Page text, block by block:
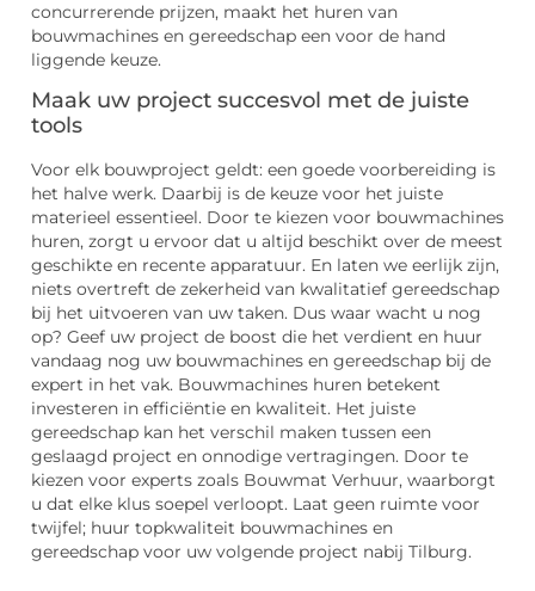
concurrerende prijzen, maakt het huren van
bouwmachines en gereedschap een voor de hand
liggende keuze.
Maak uw project succesvol met de juiste
tools
Voor elk bouwproject geldt: een goede voorbereiding is
het halve werk. Daarbij is de keuze voor het juiste
materieel essentieel. Door te kiezen voor bouwmachines
huren, zorgt u ervoor dat u altijd beschikt over de meest
geschikte en recente apparatuur. En laten we eerlijk zijn,
niets overtreft de zekerheid van kwalitatief gereedschap
bij het uitvoeren van uw taken. Dus waar wacht u nog
op? Geef uw project de boost die het verdient en huur
vandaag nog uw bouwmachines en gereedschap bij de
expert in het vak. Bouwmachines huren betekent
investeren in efficiëntie en kwaliteit. Het juiste
gereedschap kan het verschil maken tussen een
geslaagd project en onnodige vertragingen. Door te
kiezen voor experts zoals Bouwmat Verhuur, waarborgt
u dat elke klus soepel verloopt. Laat geen ruimte voor
twijfel; huur topkwaliteit bouwmachines en
gereedschap voor uw volgende project nabij Tilburg.